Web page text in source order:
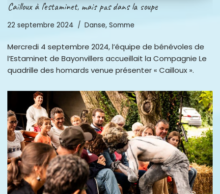
Cailloux à l’estaminet, mais pas dans la soupe
22 septembre 2024 Danse, Somme
Mercredi 4 septembre 2024, l’équipe de bénévoles de
l’Estaminet de Bayonvillers accueillait la Compagnie Le
quadrille des homards venue présenter « Cailloux ».